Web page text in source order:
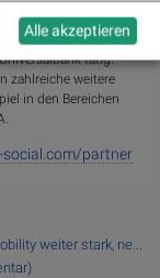
der führenden
und in 11
tätig.
zahlreiche weitere
in den Bereichen
social.com/partner
weiter stark, ne...
Alle akzeptieren